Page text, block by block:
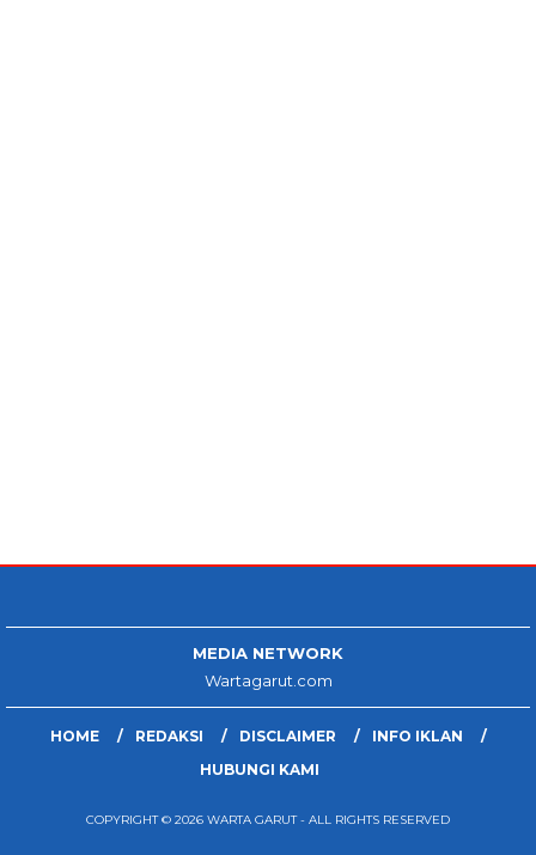
MEDIA NETWORK
Wartagarut.com
HOME REDAKSI DISCLAIMER
INFO IKLAN
HUBUNGI KAMI
COPYRIGHT © 2026 WARTA GARUT - ALL RIGHTS RESERVED